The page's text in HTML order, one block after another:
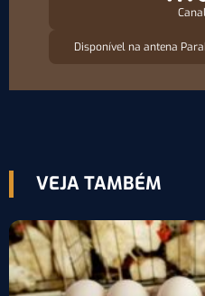
Disponível na antena
VEJA TAMBÉM